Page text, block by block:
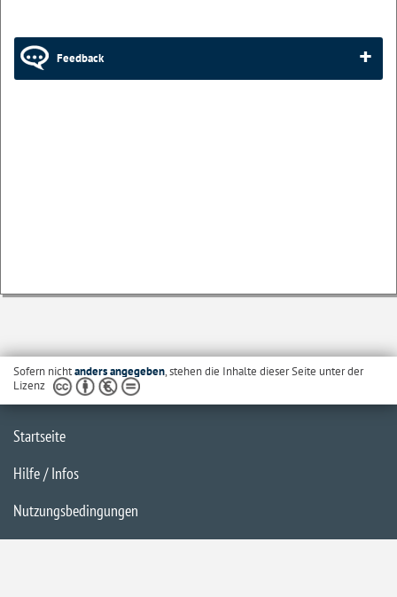
Feedback
Sofern nichtanders angegeben, stehen die Inhalte dieser Seite unter der
Lizenz
Startseite
Hilfe / Infos
Nutzungsbedingungen